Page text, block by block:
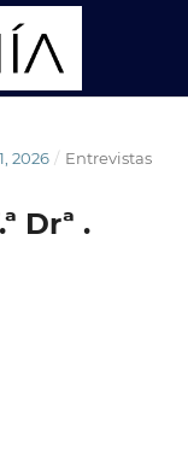
2026 / Entrevistas
Drª .